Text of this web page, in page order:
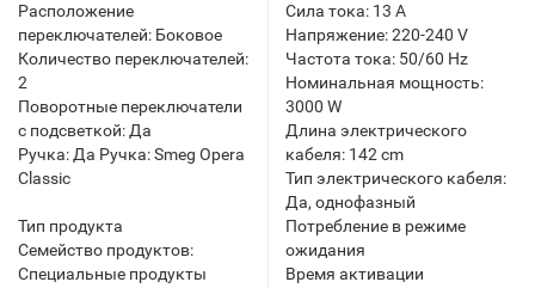
Расположение
переключателей: Боковое
Количество переключателей:
2
Поворотные переключатели
с подсветкой: Да
Ручка: Да Ручка: Smeg Opera
Classic
Тип продукта
Семейство продуктов:
Специальные продукты
Сила тока: 13 A
Напряжение: 220-240 V
Частота тока: 50/60 Hz
Номинальная мощность:
3000 W
Длина электрического
кабеля: 142 cm
Тип электрического кабеля:
Да, однофазный
Потребление в режиме
ожидания
Время активации